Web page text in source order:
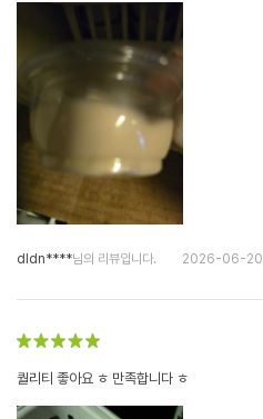
dldn****님의 리뷰입니다. 2026-06-20
퀄리티 좋아요 ㅎ 만족합니다 ㅎ